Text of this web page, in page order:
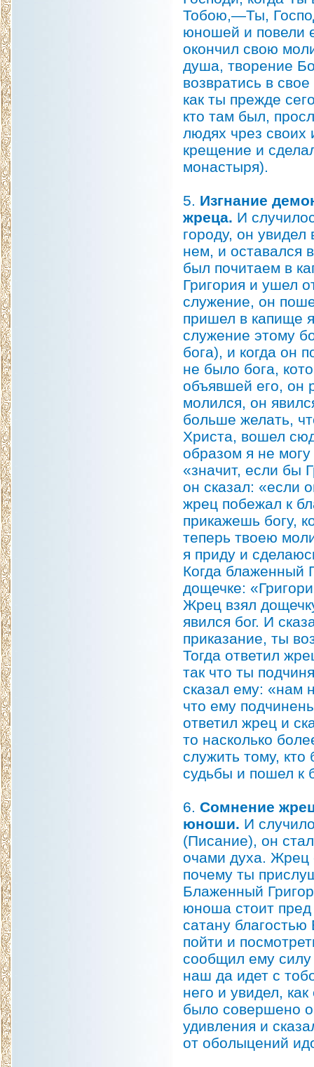
Тобою,—Ты,
юношей и повели
окончил свою
душа, творение
возвратись в
как ты прежде
кто там был,
людях чрез своих
крещение и
монастыря).
5. Изгнание
жреца. И
городу, он
нем, и оставался
был почитаем в
Григория и ушел
служение, он
пришел в капище
служение этому
бога), и когда он
не было бога,
объявшей его, он
молился, он
больше желать,
Христа, вошел
образом я не
«значит, если бы
он сказал: «если
жрец побежал к
прикажешь богу,
теперь твоею
я приду и
Когда блаженный
дощечке:
Жрец взял
явился бог. И
приказание, ты
Тогда ответил
так что ты
сказал ему: «нам
что ему
ответил жрец и
то насколько
служить тому,
судьбы и пошел к
6. Сомнение
юноши. И
(Писание), он
очами духа. Жрец
почему ты
Блаженный
юноша стоит пред
сатану
пойти и
сообщил ему силу
наш да идет с
него и увидел,
было совершено
удивления и
от оболыцений